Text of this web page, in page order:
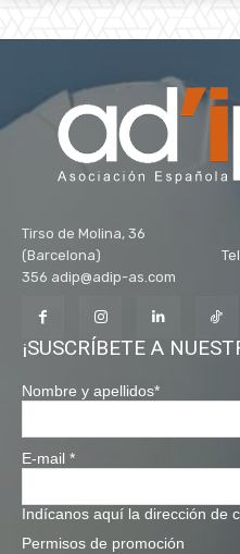
Tirso de Molina, 36
(Barcelona) Teléfono:
356 adip@adip-as.com
¡SUSCRÍBETE A
Nombre y apellidos*
E-mail *
Indícanos aquí la dirección de
Permisos de promoción